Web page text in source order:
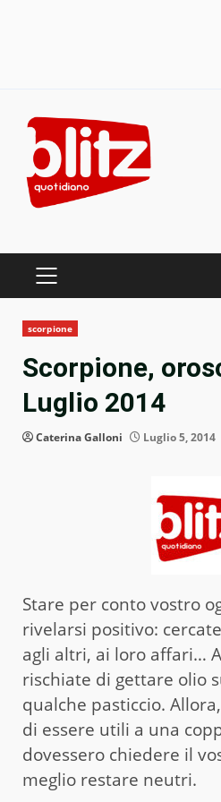
content
PRIMARY
scorpione
Scorpione,
Luglio 2014
Caterina Galloni Luglio 5, 2014
Stare per conto vostro
rivelarsi positivo:
agli altri, ai loro affari…
rischiate di gettare olio
qualche pasticcio.
di essere utili a una
dovessero chiedere il
meglio restare neutri.